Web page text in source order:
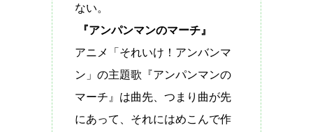
ない。
『アンパンマンのマーチ』
アニメ「それいけ！アンバンマ
ン」の主題歌『アンパンマンの
マーチ』は曲先、つまり曲が先
にあって、それにはめこんで作